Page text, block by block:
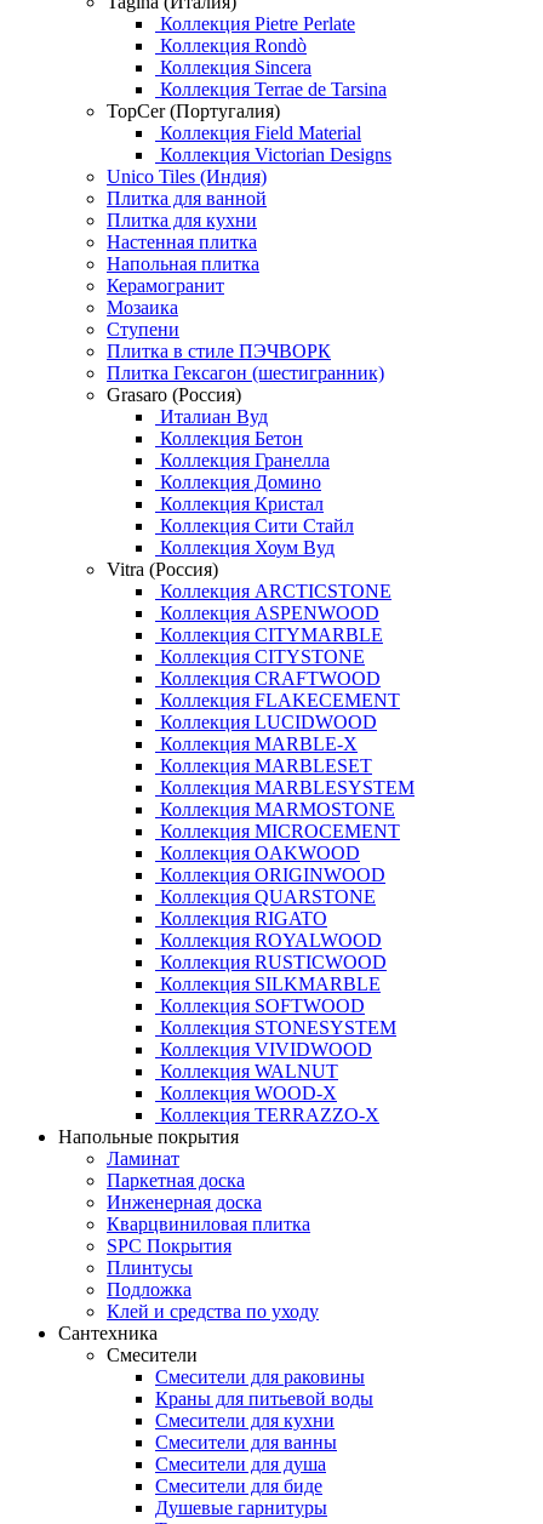
Коллекция Pietre Perlate
Коллекция Rondò
Коллекция Sincera
Коллекция Terrae de Tarsina
TopCer (Португалия)
Коллекция Field Material
Коллекция Victorian Designs
Unico Tiles (Индия)
Плитка для ванной
Плитка для кухни
Настенная плитка
Напольная плитка
Керамогранит
Мозаика
Ступени
Плитка в стиле ПЭЧВОРК
Плитка Гексагон (шестигранник)
Grasaro (Россия)
Италиан Вуд
Коллекция Бетон
Коллекция Гранелла
Коллекция Домино
Коллекция Кристал
Коллекция Сити Стайл
Коллекция Хоум Вуд
Vitra (Россия)
Коллекция ARCTICSTONE
Коллекция ASPENWOOD
Коллекция CITYMARBLE
Коллекция CITYSTONE
Коллекция CRAFTWOOD
Коллекция FLAKECEMENT
Коллекция LUCIDWOOD
Коллекция MARBLE-X
Коллекция MARBLESET
Коллекция MARBLESYSTEM
Коллекция MARMOSTONE
Коллекция MICROCEMENT
Коллекция OAKWOOD
Коллекция ORIGINWOOD
Коллекция QUARSTONE
Коллекция RIGATO
Коллекция ROYALWOOD
Коллекция RUSTICWOOD
Коллекция SILKMARBLE
Коллекция SOFTWOOD
Коллекция STONESYSTEM
Коллекция VIVIDWOOD
Коллекция WALNUT
Коллекция WOOD-X
Коллекция ТЕRRАZZO-X
Напольные покрытия
Ламинат
Паркетная доска
Инженерная доска
Кварцвиниловая плитка
SPC Покрытия
Плинтусы
Подложка
Клей и средства по уходу
Сантехника
Смесители
Смесители для раковины
Краны для питьевой воды
Смесители для кухни
Смесители для ванны
Смесители для душа
Смесители для биде
Душевые гарнитуры